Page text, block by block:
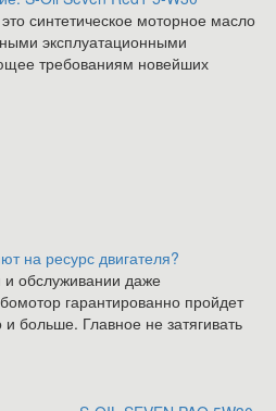
синтетическое моторное масло
эксплуатационными
требованиям новейших
на ресурс двигателя?
обслуживании даже
гарантированно пройдет
больше. Главное не затягивать